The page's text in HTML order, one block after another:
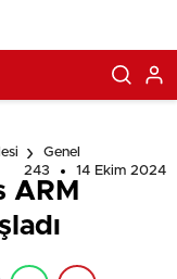
Genel
243
14 Ekim 2024
ARM